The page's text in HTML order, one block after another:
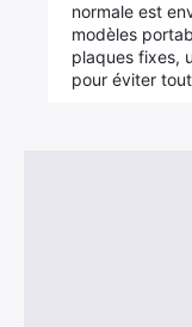
normale est
modèles
plaques fixes,
pour éviter